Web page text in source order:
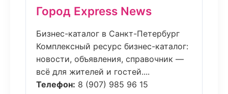
Город Express News
Бизнес-каталог в Санкт-Петербург
Комплексный ресурс бизнес-каталог:
новости, объявления, справочник —
всё для жителей и гостей....
Телефон: 8 (907) 985 96 15